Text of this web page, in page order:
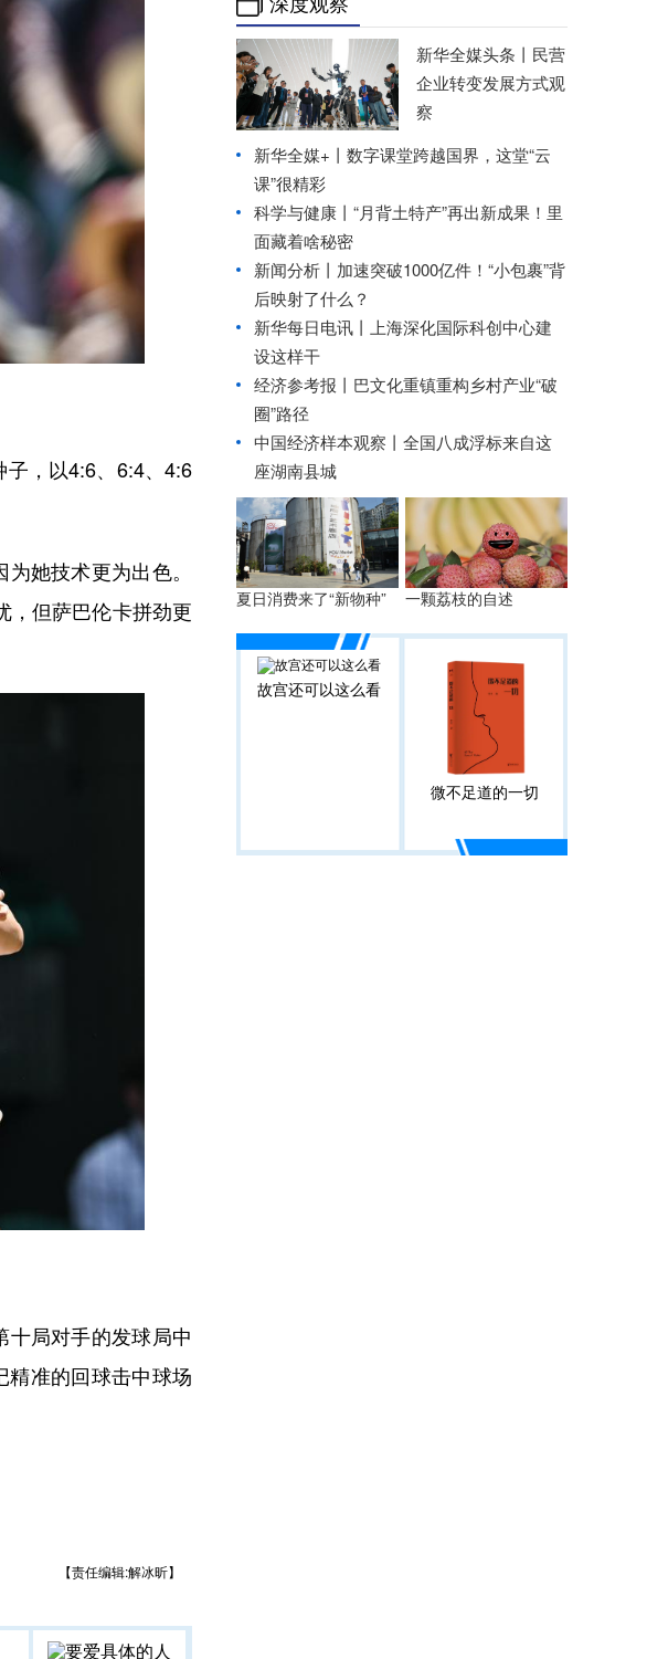
，以4:6、6:4、4:6
她技术更为出色。
，但萨巴伦卡拼劲更
局对手的发球局中
准的回球击中球场
【责任编辑:解冰昕】
新华全媒头条丨
民营
企业转变发展方式观
察
新华全媒+丨 数字课堂跨越国界，这堂“云
课”很精彩
科学与健康丨“月背土特产”再出新成果！里
面藏着啥秘密
新闻分析丨加速突破1000亿件！“小包裹”背
后映射了什么？
新华每日电讯丨
上海深化国际科创中心建
设这样干
经济参考报丨 巴文化重镇重构乡村产业“破
圈”路径
中国经济样本观察丨 全国八成浮标来自这
座湖南县城
夏日消费来了“新物种” 一颗荔枝的自述
故宫还可以这么看
微不足道的一切